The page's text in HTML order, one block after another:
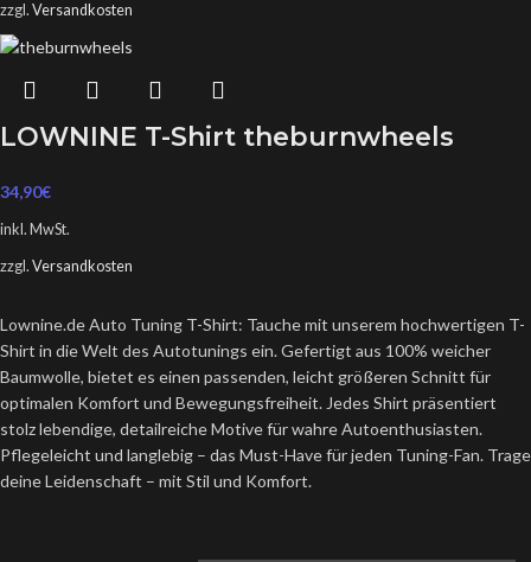
zzgl.Versandkosten
LOWNINE T-Shirt theburnwheels
34,90€
inkl. MwSt.
zzgl.Versandkosten
Lownine.de Auto Tuning T-Shirt: Tauche mit unserem hochwertigen T-
Shirt in die Welt des Autotunings ein. Gefertigt aus 100% weicher
Baumwolle, bietet es einen passenden, leicht größeren Schnitt für
optimalen Komfort und Bewegungsfreiheit. Jedes Shirt präsentiert
stolz lebendige, detailreiche Motive für wahre Autoenthusiasten.
Pflegeleicht und langlebig – das Must-Have für jeden Tuning-Fan. Trage
deine Leidenschaft – mit Stil und Komfort.